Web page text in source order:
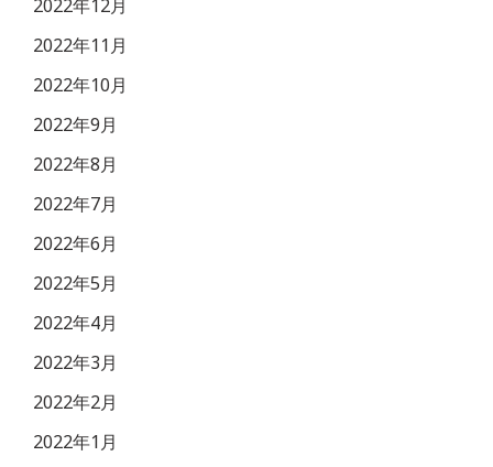
2022年12月
2022年11月
2022年10月
2022年9月
2022年8月
2022年7月
2022年6月
2022年5月
2022年4月
2022年3月
2022年2月
2022年1月